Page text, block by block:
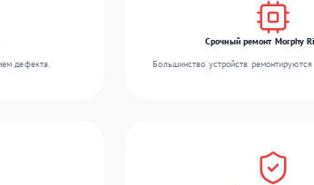
дефекта.
Срочный ремонт Morphy
Большинство устройств